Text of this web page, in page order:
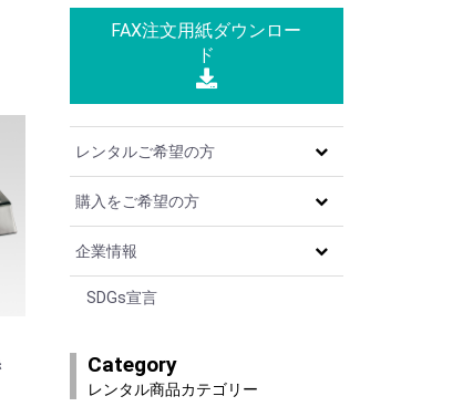
FAX注文用紙ダウンロー
ド
レンタルご希望の方
購入をご希望の方
企業情報
SDGs宣言
Category
レンタル商品カテゴリー